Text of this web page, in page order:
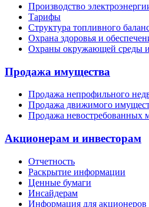
Производство
Тарифы
Структура топливного
Охрана здоровья и
Охраны окружающей среды и
Продажа имущества
Продажа непрофильного
Продажа движимого
Продажа невостребованных
Акционерам и инвесторам
Отчетность
Раскрытие информации
Ценные бумаги
Инсайдерам
Информация для акционеров